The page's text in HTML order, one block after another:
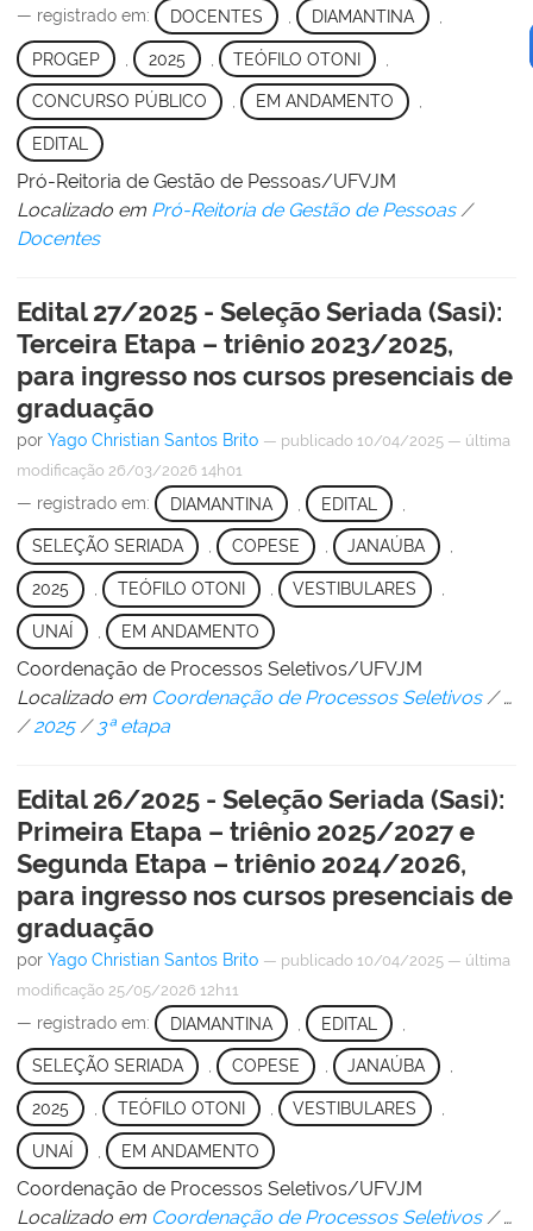
— registrado em: DOCENTES DIAMANTINA
PROGEP 2025 TEÓFILO OTONI
CONCURSO PÚBLICO , EM ANDAMENTO ,
EDITAL
Pró-Reitoria de Gestão de Pessoas/UFVJM
Localizado em Pró-Reitoria de Gestão de Pessoas /
Docentes
Edital 27/2025 - Seleção Seriada (Sasi):
Terceira Etapa – triênio 2023/2025,
para ingresso nos cursos presenciais de
graduação
por Yago Christian Santos Brito — publicado 10/04/2025 — última
modificação 26/03/2026 14h01
— registrado em: DIAMANTINA EDITAL
SELEÇÃO SERIADA , COPESE , JANAÚBA ,
2025 TEÓFILO OTONI VESTIBULARES
UNAÍ EM ANDAMENTO
Coordenação de Processos Seletivos/UFVJM
Localizado em Coordenação de Processos Seletivos /…
/2025 / 3ª etapa
Edital 26/2025 - Seleção Seriada (Sasi):
Primeira Etapa – triênio 2025/2027 e
Segunda Etapa – triênio 2024/2026,
para ingresso nos cursos presenciais de
graduação
por Yago Christian Santos Brito — publicado 10/04/2025 — última
modificação 25/05/2026 12h11
— registrado em: DIAMANTINA EDITAL
SELEÇÃO SERIADA , COPESE , JANAÚBA ,
2025 TEÓFILO OTONI VESTIBULARES
UNAÍ EM ANDAMENTO
Coordenação de Processos Seletivos/UFVJM
Localizado em Coordenação de Processos Seletivos /…